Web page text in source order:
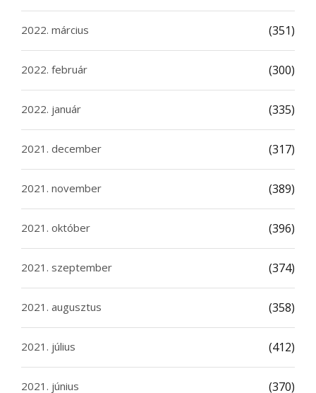
2022. március (351)
2022. február (300)
2022. január (335)
2021. december (317)
2021. november (389)
2021. október (396)
2021. szeptember (374)
2021. augusztus (358)
2021. július (412)
2021. június (370)